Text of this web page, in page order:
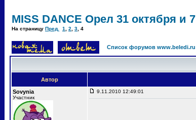
MISS DANCE Орел 31 октября и
На страницу Пред. 1 2 3 4
Список форумов www.beledi.ru
Автор
Sovynia
Участник
9.11.2010 12:49:01